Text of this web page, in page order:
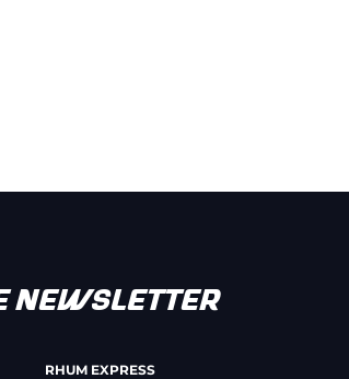
NEWSLETTER
RHUM EXPRESS